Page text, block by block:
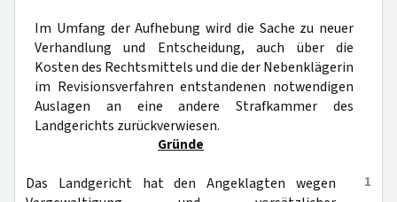
Im Umfang der Aufhebung wird die Sache zu neuer
Verhandlung und Entscheidung, auch über die
Kosten des Rechtsmittels und die der Nebenklägerin
im Revisionsverfahren entstandenen notwendigen
Auslagen an eine andere Strafkammer des
Landgerichts zurückverwiesen.
Gründe
1
Das Landgericht hat den Angeklagten wegen